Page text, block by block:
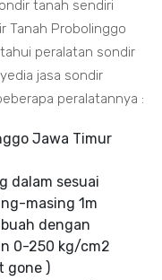
tanah sendiri
Tanah Probolinggo
peralatan sondir
jasa sondir
peralatannya :
Jawa Timur
dalam sesuai
masing 1m
dengan
0-250 kg/cm2
gone )